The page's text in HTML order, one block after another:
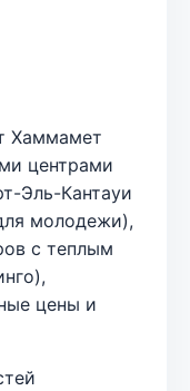
Хаммамет
центрами
Эль-Кантауи
молодежи),
с теплым
цены и